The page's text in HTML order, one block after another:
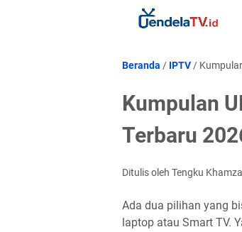
Beranda / IPTV /
Kumpulan
Terbaru
Ditulis oleh Tengku
Ada dua pilihan yang
laptop atau Smart TV.